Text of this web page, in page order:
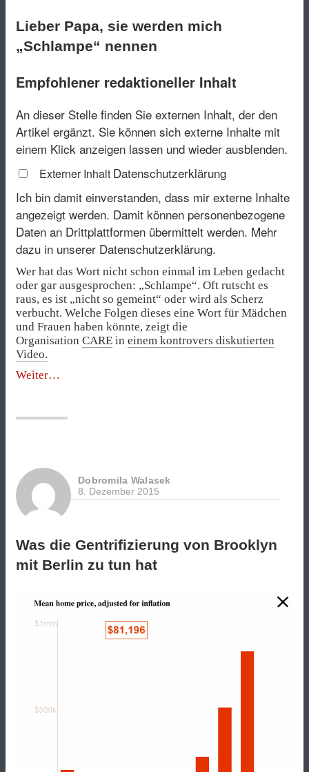
Lieber Papa, sie werden mich
„Schlampe“ nennen
Empfohlener redaktioneller Inhalt
An dieser Stelle finden Sie externen Inhalt, der den
Artikel ergänzt. Sie können sich externe Inhalte mit
einem Klick anzeigen lassen und wieder ausblenden.
Externer Inhalt Datenschutzerklärung
Ich bin damit einverstanden, dass mir externe Inhalte
angezeigt werden. Damit können personenbezogene
Daten an Drittplattformen übermittelt werden. Mehr
dazu in unserer Datenschutzerklärung.
Wer hat das Wort nicht schon einmal im Leben gedacht
oder gar ausgesprochen: „Schlampe“. Oft rutscht es
raus, es ist „nicht so gemeint“ oder wird als Scherz
verbucht. Welche Folgen dieses eine Wort für Mädchen
und Frauen haben könnte, zeigt die
Organisation CARE in einem kontrovers diskutierten
Video.
Weiter„Lieber
werden
Dobromila Walasek
8. Dezember 2015
Was die Gentrifizierung von Brooklyn
mit Berlin zu tun hat